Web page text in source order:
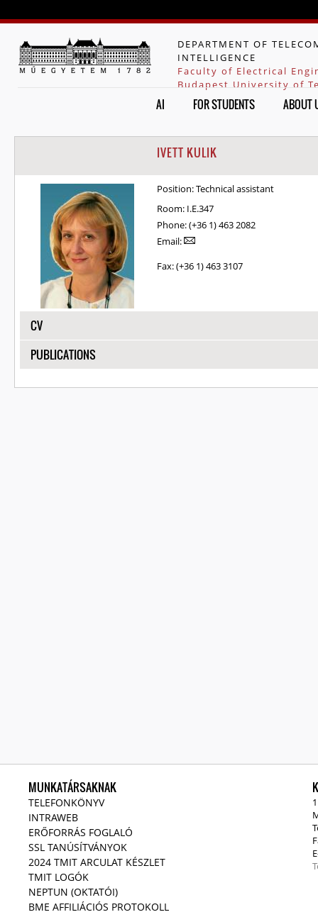
DEPARTMENT OF
INTELLIGENCE
Faculty of Electrical
Budapest University of
AI FOR STUDENTS ABOUT
IVETT KULIK
Position:Technical assistant
Room: I.E.347
Phone:(+36 1) 463 2082
Email:
Fax:(+36 1) 463 3107
SHOW
CV
SHOW
PUBLICATIONS
MUNKATÁRSAKNAK
TELEFONKÖNYV
INTRAWEB
ERŐFORRÁS FOGLALÓ
SSL TANÚSÍTVÁNYOK
2024 TMIT ARCULAT KÉSZLET
TMIT LOGÓK
NEPTUN (OKTATÓI)
BME AFFILIÁCIÓS PROTOKOLL